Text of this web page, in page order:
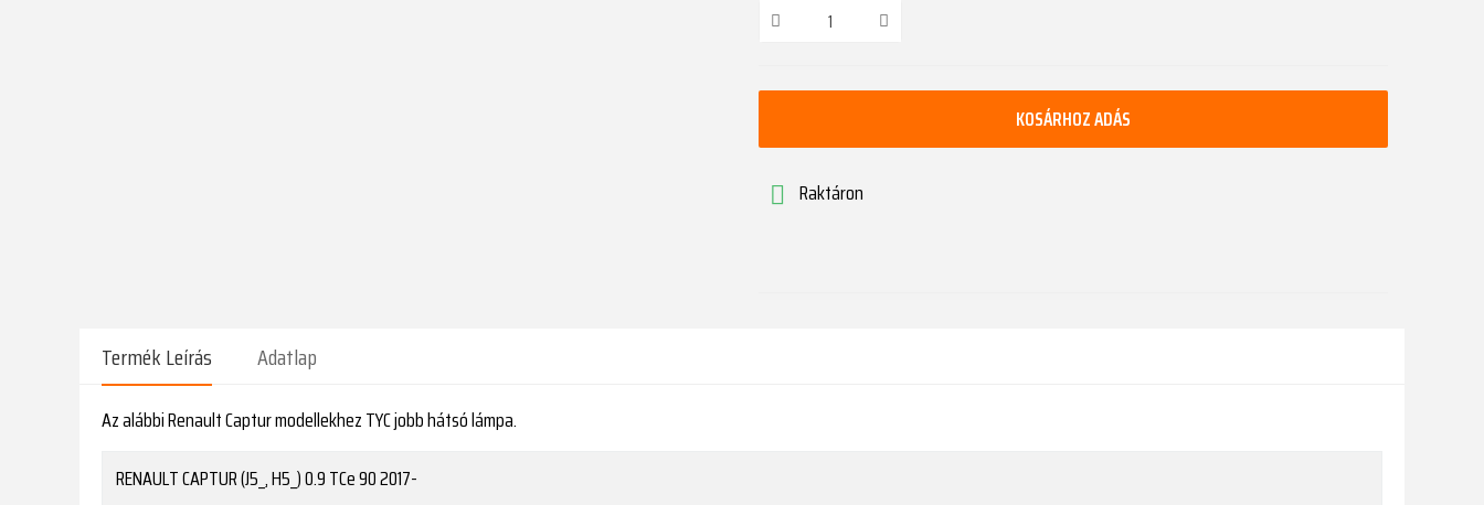
KOSÁRHOZ ADÁS
 Raktáron
Termék Leírás Adatlap
Az alábbi Renault Captur modellekhez TYC jobb hátsó lámpa.
RENAULTCAPTUR (J5_, H5_) 0.9 TCe 902017-